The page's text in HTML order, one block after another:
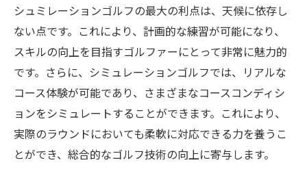
シュミレーションゴルフの最大の利点は、天候に依存し
ない点です。これにより、計画的な練習が可能になり、
スキルの向上を目指すゴルファーにとって非常に魅力的
です。さらに、シミュレーションゴルフでは、リアルな
コース体験が可能であり、さまざまなコースコンディシ
ョンをシミュレートすることができます。これにより、
実際のラウンドにおいても柔軟に対応できる力を養うこ
とができ、総合的なゴルフ技術の向上に寄与します。